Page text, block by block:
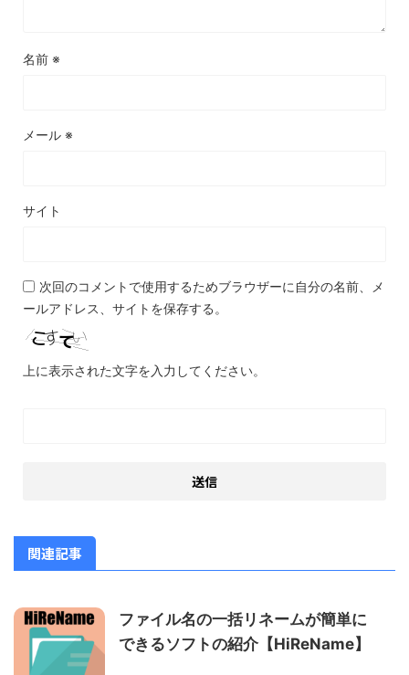
名前 ※
メール ※
サイト
次回のコメントで使用するためブラウザーに自分の名前、メ
ールアドレス、サイトを保存する。
上に表示された文字を入力してください。
関連記事
ファイル名の一括リネームが簡単に
できるソフトの紹介【HiReName】